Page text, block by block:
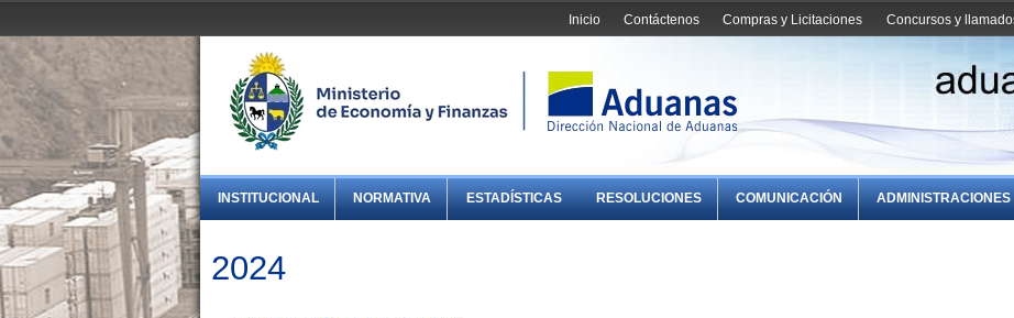
Concursos y
Compras y Licitaciones
Contáctenos
Inicio
INSTITUCIONAL NORMATIVA ESTADÍSTICAS RESOLUCIONES COMUNICACIÓN ADMINISTRACIONES
2024